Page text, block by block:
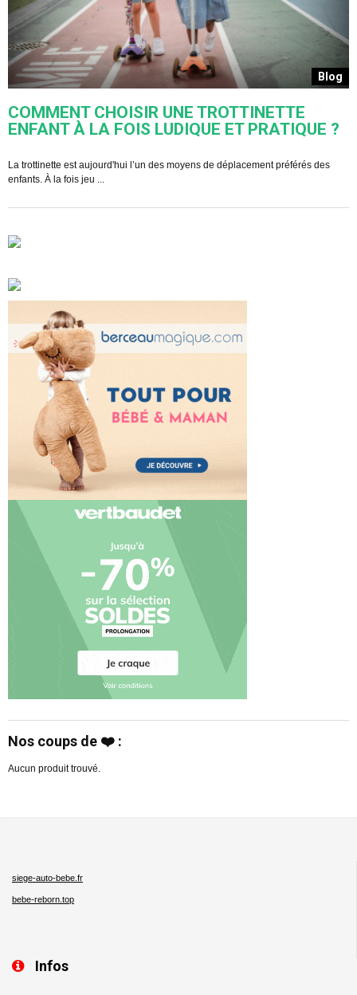
Blog
COMMENT CHOISIR UNE TROTTINETTE
ENFANT À LA FOIS LUDIQUE ET PRATIQUE ?
La trottinette est aujourd'hui l’un des moyens de déplacement préférés des
enfants. À la fois jeu ...
Nos coups de ❤️ :
Aucun produit trouvé.
siege-auto-bebe.fr
bebe-reborn.top
Infos